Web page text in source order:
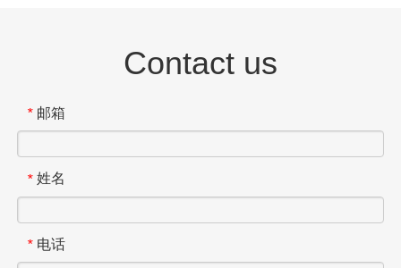
Contact us
* 邮箱
* 姓名
* 电话